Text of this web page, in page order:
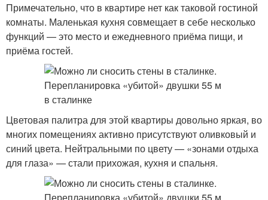
Примечательно, что в квартире нет как таковой гостиной
комнаты. Маленькая кухня совмещает в себе несколько
функций — это место и ежедневного приёма пищи, и
приёма гостей.
Цветовая палитра для этой квартиры довольно яркая, во
многих помещениях активно присутствуют оливковый и
синий цвета. Нейтральными по цвету — «зонами отдыха
для глаза» — стали прихожая, кухня и спальня.